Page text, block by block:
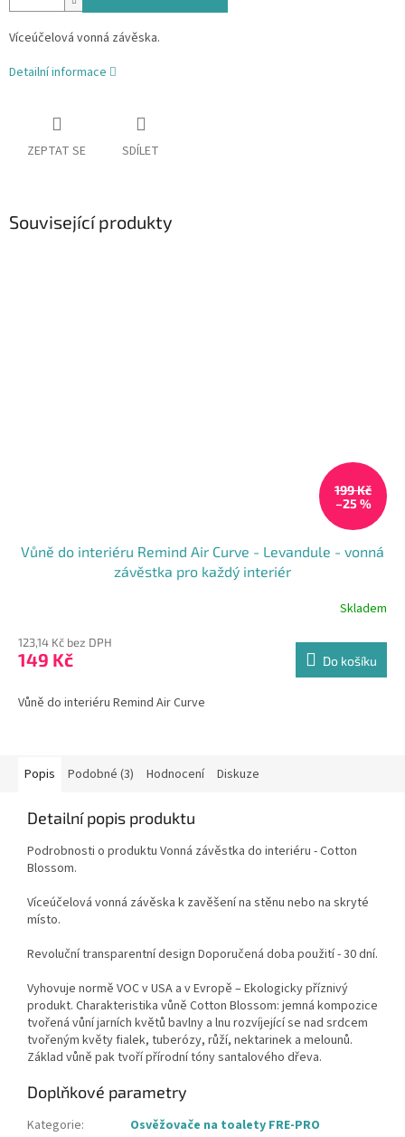
Víceúčelová vonná závěska.
Detailní informace
ZEPTAT SE SDÍLET
Související produkty
199 Kč
–25 %
Vůně do interiéru Remind Air Curve - Levandule - vonná
závěstka pro každý interiér
Skladem
123,14 Kč bez DPH
149 Kč Do košíku
Vůně do interiéru Remind Air Curve
Popis Podobné (3) Hodnocení Diskuze
Detailní popis produktu
Podrobnosti o produktu Vonná závěstka do interiéru - Cotton
Blossom.
Víceúčelová vonná závěska k zavěšení na stěnu nebo na skryté
místo.
Revoluční transparentní design Doporučená doba použití - 30 dní.
Vyhovuje normě VOC v USA a v Evropě – Ekologicky příznivý
produkt. Charakteristika vůně Cotton Blossom: jemná kompozice
tvořená vůní jarních květů bavlny a lnu rozvíjející se nad srdcem
tvořeným květy fialek, tuberózy, růží, nektarinek a melounů.
Základ vůně pak tvoří přírodní tóny santalového dřeva.
Doplňkové parametry
Kategorie:
Osvěžovače na toalety FRE-PRO